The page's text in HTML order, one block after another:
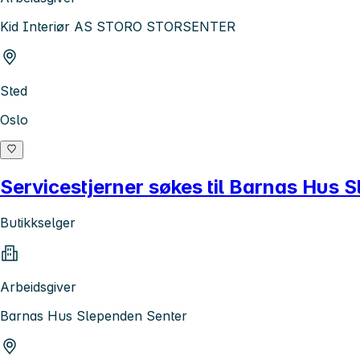
Kid Interiør AS STORO STORSENTER
Sted
Oslo
Servicestjerner søkes til Barnas Hus
Butikkselger
Arbeidsgiver
Barnas Hus Slependen Senter